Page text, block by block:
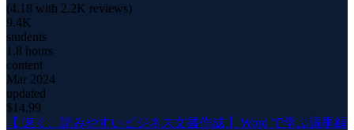
(4.18 with 2.2K reviews)
9.4K
students
1.8 hours
content
Mar 2024
updated
$14.99
【 速く、読みやすいビジネス文書作成 】Word で学ぶ議事録